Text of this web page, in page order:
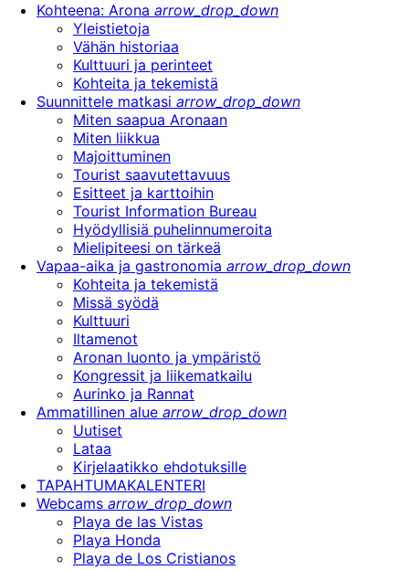
Kohteena: Arona arrow_drop_down
Yleistietoja
Vähän historiaa
Kulttuuri ja perinteet
Kohteita ja tekemistä
Suunnittele matkasi arrow_drop_down
Miten saapua Aronaan
Miten liikkua
Majoittuminen
Tourist saavutettavuus
Esitteet ja karttoihin
Tourist Information Bureau
Hyödyllisiä puhelinnumeroita
Mielipiteesi on tärkeä
Vapaa-aika ja gastronomia arrow_drop_down
Kohteita ja tekemistä
Missä syödä
Kulttuuri
Iltamenot
Aronan luonto ja ympäristö
Kongressit ja liikematkailu
Aurinko ja Rannat
Ammatillinen alue arrow_drop_down
Uutiset
Lataa
Kirjelaatikko ehdotuksille
TAPAHTUMAKALENTERI
Webcams arrow_drop_down
Playa de las Vistas
Playa Honda
Playa de Los Cristianos